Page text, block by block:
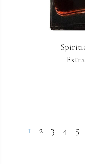
1 2 3 4 5